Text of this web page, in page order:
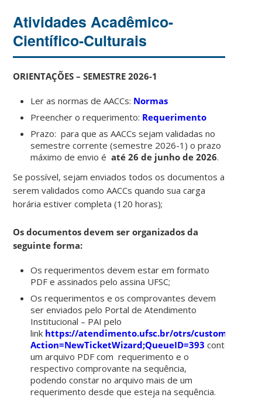
Atividades Acadêmico-
Científico-Culturais
ORIENTAÇÕES – SEMESTRE 2026-1
Ler as normas de AACCs: Normas
Preencher o requerimento: Requerimento
Prazo: para que as AACCs sejam validadas no
semestre corrente (semestre 2026-1) o prazo
máximo de envio éaté 26 de junho de 2026.
Se possível, sejam enviados todos os documentos a
serem validados como AACCs quando sua carga
horária estiver completa (120 horas);
Os documentos devem ser organizados da
seguinte forma:
Os requerimentos devem estar em formato
PDF e assinados pelo assina UFSC;
Os requerimentos e os comprovantes devem
ser enviados pelo Portal de Atendimento
Institucional – PAI pelo
link https://atendimento.ufsc.br/otrs/customer.pl?
Action=NewTicketWizard;QueueID=393 contendo
um arquivo PDF com requerimento e o
respectivo comprovante na sequência,
podendo constar no arquivo mais de um
requerimento desde que esteja na sequência.